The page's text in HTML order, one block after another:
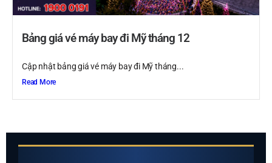
Bảng giá vé máy bay đi Mỹ tháng 12
Cập nhật bảng giá vé máy bay đi Mỹ tháng...
Read More